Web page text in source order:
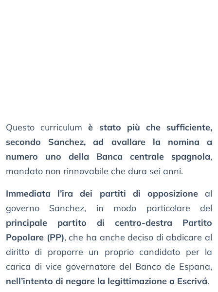
Questo curriculumè stato più che sufficiente,
secondo Sanchez, ad avallare la nomina a
numero uno della Banca centrale spagnola,
mandato non rinnovabile che dura sei anni.
Immediata l’ira dei partiti di opposizioneal
governo Sanchez, in modo particolare del
principale partito di centro-destra Partito
Popolare (PP), che ha anche deciso di abdicare al
diritto di proporre un proprio candidato per la
carica di vice governatore del Banco de Espana,
nell’intento di negare la legittimazione a Escrivá.